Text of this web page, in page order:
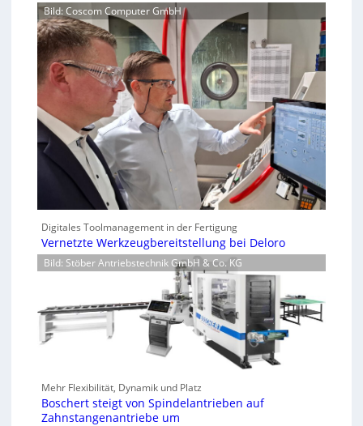
Bild: Coscom Computer GmbH
Digitales Toolmanagement in der Fertigung
Vernetzte Werkzeugbereitstellung bei Deloro
Bild: Stöber Antriebstechnik GmbH & Co. KG
Mehr Flexibilität, Dynamik und Platz
Boschert steigt von Spindelantrieben auf
Zahnstangenantriebe um